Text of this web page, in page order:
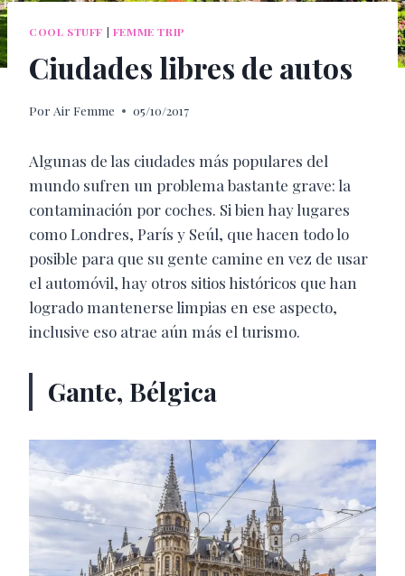
COOL STUFF | FEMME TRIP
Ciudades libres de autos
Por Air Femme 05/10/2017
Algunas de las ciudades más populares del
mundo sufren un problema bastante grave: la
contaminación por coches. Si bien hay lugares
como Londres, París y Seúl, que hacen todo lo
posible para que su gente camine en vez de usar
el automóvil, hay otros sitios históricos que han
logrado mantenerse limpias en ese aspecto,
inclusive eso atrae aún más el turismo.
Gante, Bélgica